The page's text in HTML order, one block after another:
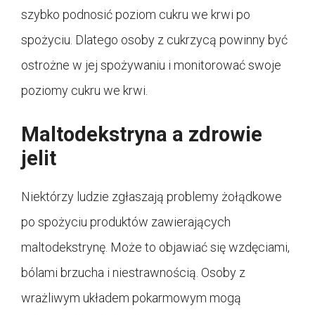
szybko podnosić poziom cukru we krwi po
spożyciu. Dlatego osoby z cukrzycą powinny być
ostrożne w jej spożywaniu i monitorować swoje
poziomy cukru we krwi.
Maltodekstryna a zdrowie
jelit
Niektórzy ludzie zgłaszają problemy żołądkowe
po spożyciu produktów zawierających
maltodekstrynę. Może to objawiać się wzdęciami,
bólami brzucha i niestrawnością. Osoby z
wrażliwym układem pokarmowym mogą